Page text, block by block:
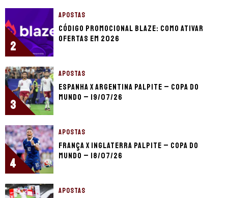
2
APOSTAS
Código promocional Blaze: como ativar
ofertas em 2026
3
APOSTAS
Espanha x Argentina palpite – Copa do
Mundo – 19/07/26
4
APOSTAS
França x Inglaterra palpite – Copa do
Mundo – 18/07/26
APOSTAS